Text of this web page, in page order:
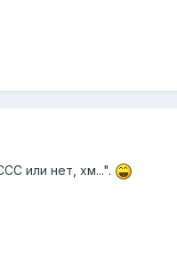
или нет, хм...".